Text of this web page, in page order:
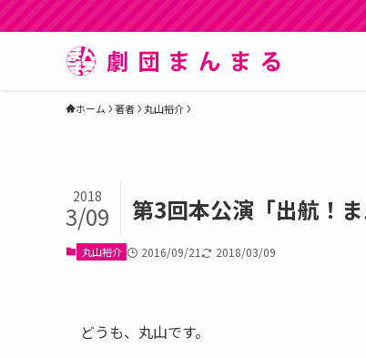
ホーム 著者 丸山裕介
第3回本公演「出航！
2018
3/09
丸山裕介 2016/09/21 2018/03/09
どうも、丸山です。